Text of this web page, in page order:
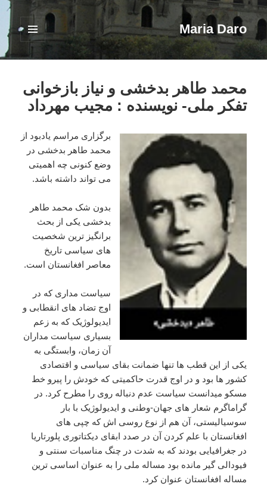
Maria Daro
فهرست
ابزارک‌ها
محمد طاهر بدخشی و نیاز بازخوانی
تفکر ملی- نویسنده : مجیب مهرداد
برگزاری مراسم یادبود از
محمد طاهر بدخشی در
وضع کنونی چه اهمیتی
می تواند داشته باشد.
بدون شک محمد طاهر
بدخشی یکی از بحث
برانگیز ترین شخصیت
های سیاسی تاریخ
معاصر افغانستان است.
سیاست مداری که در
اوج تضاد های انقطابی و
ایدیولوژیک که به زعم
بسیاری سیاست مداران
آن زمان، وابستگی به
یکی از این قطب ها تنها ضمانت بقای سیاسی و اقتصادی
کشور ها بود و در اوج قدرت حاکمیتی که خودش را پیرو خط
مسکو میدانست سیاست عدم دنباله روی را مطرح کرد. در
گراماگرم شعار های جهان-وطنی و ایدیولوژیک با بار
سوسیالیستی، آن هم از نوع روسی اش که چپی های
افغانستان با علم کردن آن در صدد ابقای دیکتاتوری پلورتاریا
در جغرافیایی بودند که به شدت در چنگ مناسبات سنتی و
فیودالی گیر مانده بود مساله ملی را به عنوان اساسی ترین
مساله افغانستان عنوان کرد.